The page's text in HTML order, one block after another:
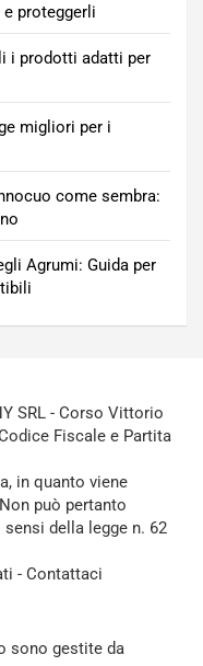
proteggerli
i prodotti adatti per
migliori per i
come sembra:
Agrumi: Guida per
SRL - Corso Vittorio
Fiscale e Partita
in quanto viene
può pertanto
della legge n. 62
- Contattaci
sono gestite da